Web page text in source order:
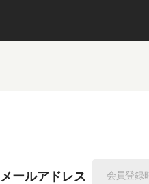
メールアドレス